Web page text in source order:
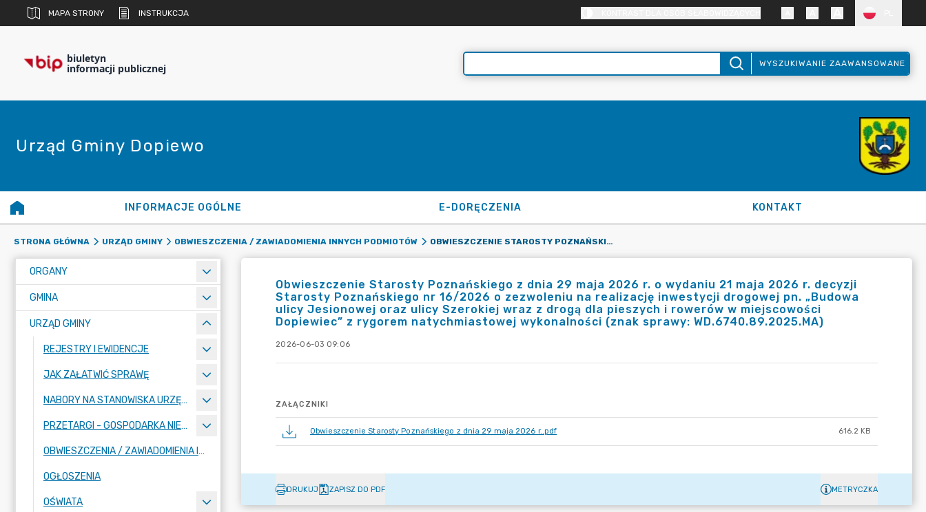
MAPA STRONY INSTRUKCJA
biuletyn
informacji publicznej WYSZUKIWANIE ZAAWANSOWANE
Urząd Gminy Dopiewo
INFORMACJE OGÓLNE E-DORĘCZENIA KONTAKT
STRONA GŁÓWNA URZĄD GMINY OBWIESZCZENIA / ZAWIADOMIENIA INNYCH PODMIOTÓW OBWIESZCZENIE STAROSTY POZNAŃSKIEGO Z DNIA 29 MAJA 2026 R. O WYDANIU 21 MAJA 2026 R. DECYZJI STAROSTY POZNAŃSKIEGO NR 16/2026 O ZEZWOLENIU NA REALIZACJĘ INWESTYCJI DROGOWEJ PN. „BUDOWA ULICY JESIONOWEJ ORAZ ULICY SZEROKIEJ WRAZ Z DROGĄ DLA PIESZYCH I ROWERÓW W MIEJSCOWOŚCI DOPIEWIEC” Z RYGOREM NATYCHMIASTOWEJ WYKONALNOŚCI (ZNAK SPRAWY: WD.6740.89.2025.MA)
ORGANY
GMINA
URZĄD GMINY
REJESTRY I EWIDENCJE
JAK ZAŁATWIĆ SPRAWĘ
NABORY NA STANOWISKA URZĘDNICZE
PRZETARGI - GOSPODARKA NIERUCHOMOŚCIAMI
OBWIESZCZENIA / ZAWIADOMIENIA INNYCH PODMIOTÓW
OGŁOSZENIA
OŚWIATA
Obwieszczenie Starosty Poznańskiego z dnia 29 maja 2026 r. o wydaniu 21 maja 2026 r. decyzji
Starosty Poznańskiego nr 16/2026 o zezwoleniu na realizację inwestycji drogowej pn. „Budowa
ulicy Jesionowej oraz ulicy Szerokiej wraz z drogą dla pieszych i rowerów w miejscowości
Dopiewiec” z rygorem natychmiastowej wykonalności (znak sprawy: WD.6740.89.2025.MA)
2026-06-03 09:06
ZAŁĄCZNIKI
Obwieszczenie Starosty Poznańskiego z dnia 29 maja 2026 r..pdf 616.2 KB
DRUKUJ ZAPISZ DO PDF METRYCZKA